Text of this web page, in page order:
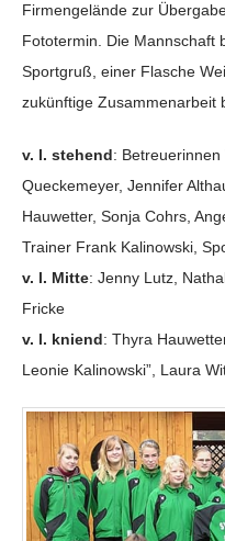
Firmengelände zur
Fototermin. Die Mannschaft
Sportgruß, einer Flasche
zukünftige Zusammenarbeit
v. l. stehend:
Queckemeyer, Jennifer
Hauwetter, Sonja Cohrs,
Trainer Frank Kalinowski,
v. l. Mitte: Jenny Lutz,
Fricke
v. l. kniend: Thyra
Leonie Kalinowski”, Laura